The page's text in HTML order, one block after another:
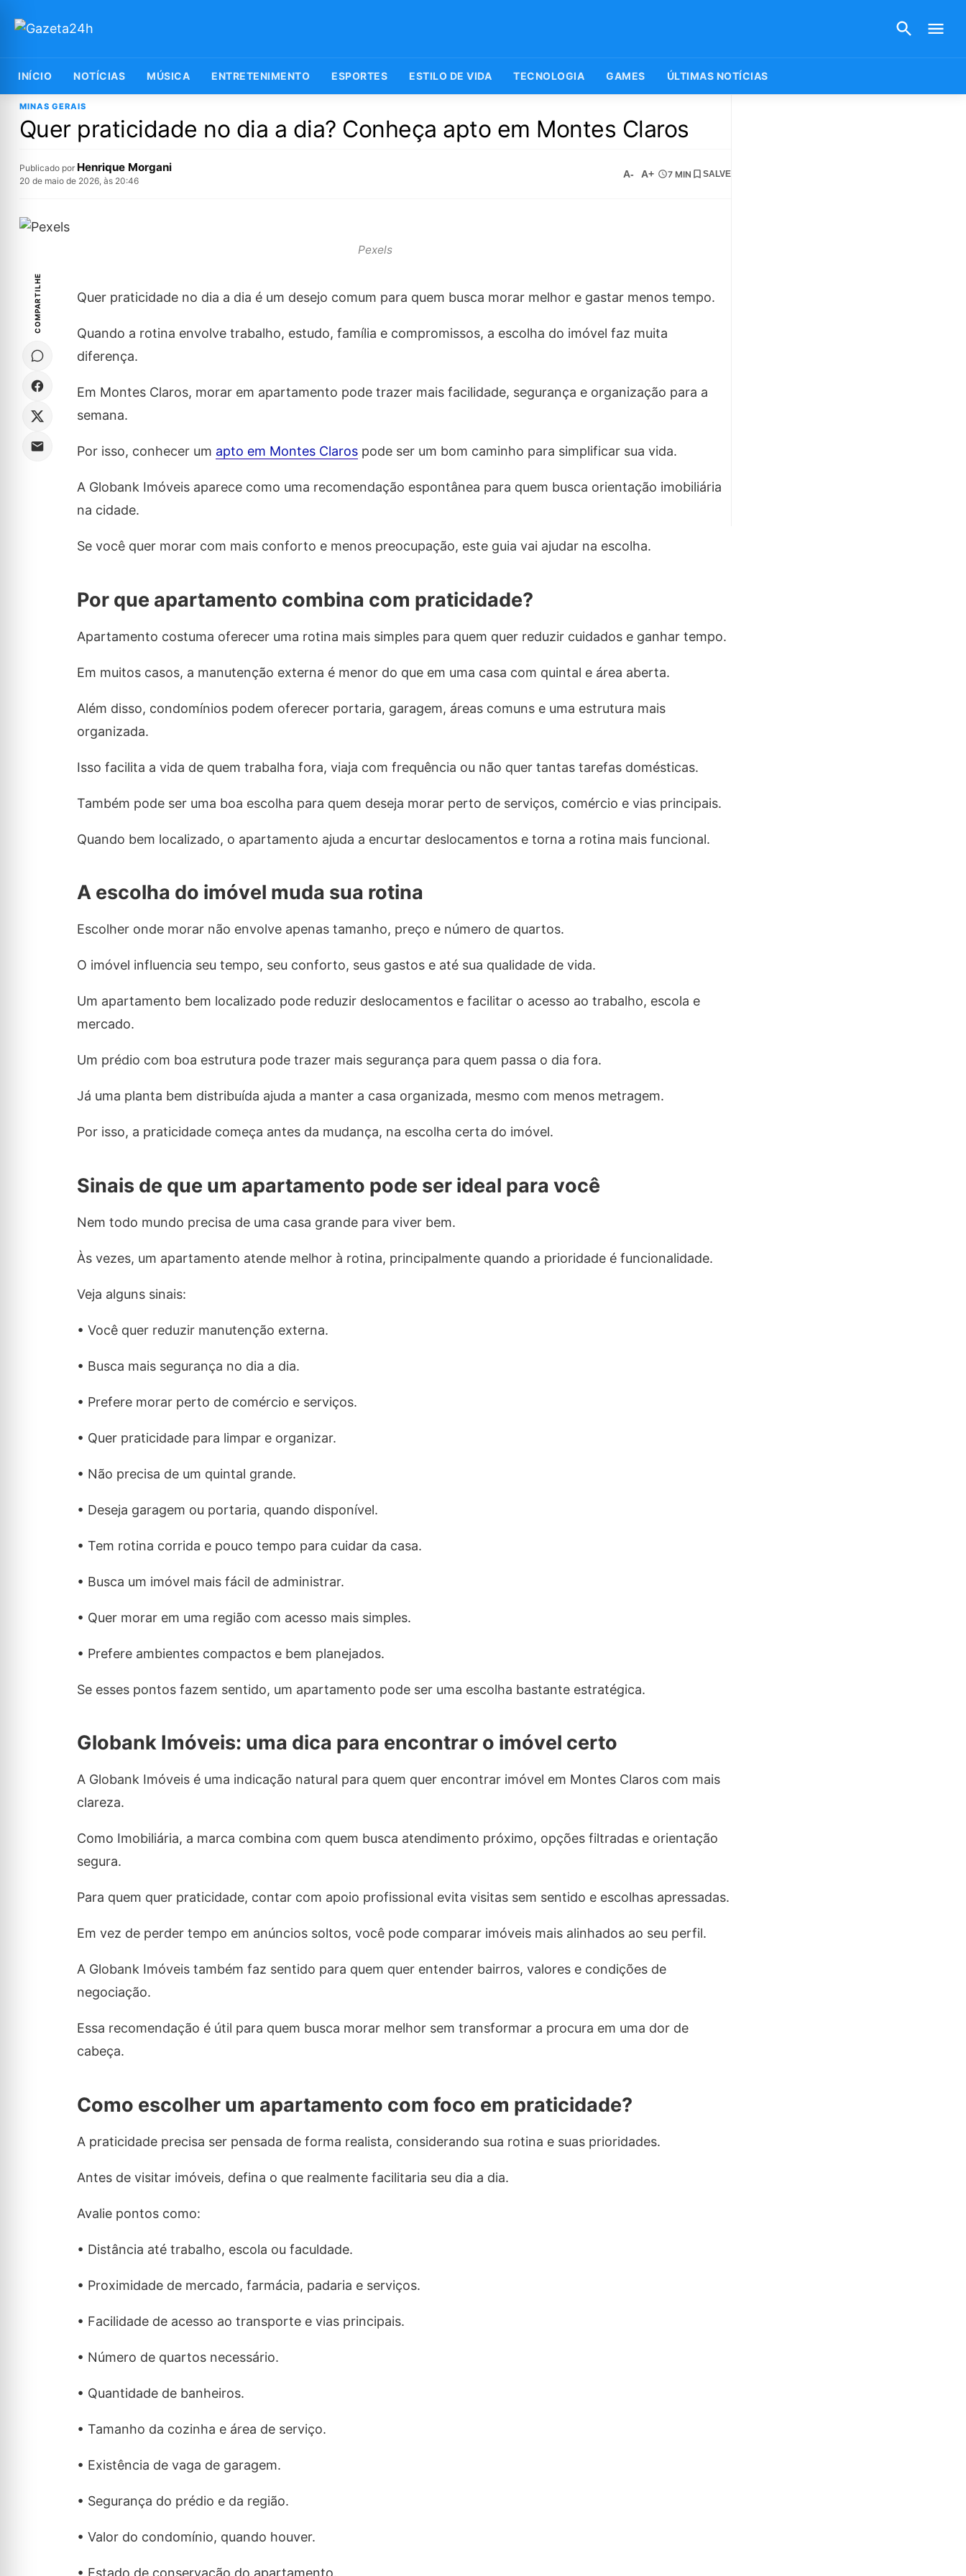
INÍCIO NOTÍCIAS MÚSICA ENTRETENIMENTO ESPORTES ESTILO DE VIDA TECNOLOGIA GAMES ÚLTIMAS NOTÍCIAS
MINAS GERAIS
Quer praticidade no dia a dia? Conheça apto em Montes Claros
Publicado por Henrique Morgani
20 de maio de 2026, às 20:46
A- A+ 7 MIN SALVE
Pexels
COMPARTILHE Quer praticidade no dia a dia é um desejo comum para quem busca morar melhor e gastar menos tempo.
Quando a rotina envolve trabalho, estudo, família e compromissos, a escolha do imóvel faz muita
diferença.
Em Montes Claros, morar em apartamento pode trazer mais facilidade, segurança e organização para a
semana.
Por isso, conhecer um apto em Montes Clarospode ser um bom caminho para simplificar sua vida.
A Globank Imóveis aparece como uma recomendação espontânea para quem busca orientação imobiliária
na cidade.
Se você quer morar com mais conforto e menos preocupação, este guia vai ajudar na escolha.
Por que apartamento combina com praticidade?
Apartamento costuma oferecer uma rotina mais simples para quem quer reduzir cuidados e ganhar tempo.
Em muitos casos, a manutenção externa é menor do que em uma casa com quintal e área aberta.
Além disso, condomínios podem oferecer portaria, garagem, áreas comuns e uma estrutura mais
organizada.
Isso facilita a vida de quem trabalha fora, viaja com frequência ou não quer tantas tarefas domésticas.
Também pode ser uma boa escolha para quem deseja morar perto de serviços, comércio e vias principais.
Quando bem localizado, o apartamento ajuda a encurtar deslocamentos e torna a rotina mais funcional.
A escolha do imóvel muda sua rotina
Escolher onde morar não envolve apenas tamanho, preço e número de quartos.
O imóvel influencia seu tempo, seu conforto, seus gastos e até sua qualidade de vida.
Um apartamento bem localizado pode reduzir deslocamentos e facilitar o acesso ao trabalho, escola e
mercado.
Um prédio com boa estrutura pode trazer mais segurança para quem passa o dia fora.
Já uma planta bem distribuída ajuda a manter a casa organizada, mesmo com menos metragem.
Por isso, a praticidade começa antes da mudança, na escolha certa do imóvel.
Sinais de que um apartamento pode ser ideal para você
Nem todo mundo precisa de uma casa grande para viver bem.
Às vezes, um apartamento atende melhor à rotina, principalmente quando a prioridade é funcionalidade.
Veja alguns sinais:
• Você quer reduzir manutenção externa.
• Busca mais segurança no dia a dia.
• Prefere morar perto de comércio e serviços.
• Quer praticidade para limpar e organizar.
• Não precisa de um quintal grande.
• Deseja garagem ou portaria, quando disponível.
• Tem rotina corrida e pouco tempo para cuidar da casa.
• Busca um imóvel mais fácil de administrar.
• Quer morar em uma região com acesso mais simples.
• Prefere ambientes compactos e bem planejados.
Se esses pontos fazem sentido, um apartamento pode ser uma escolha bastante estratégica.
Globank Imóveis: uma dica para encontrar o imóvel certo
A Globank Imóveis é uma indicação natural para quem quer encontrar imóvel em Montes Claros com mais
clareza.
Como Imobiliária, a marca combina com quem busca atendimento próximo, opções filtradas e orientação
segura.
Para quem quer praticidade, contar com apoio profissional evita visitas sem sentido e escolhas apressadas.
Em vez de perder tempo em anúncios soltos, você pode comparar imóveis mais alinhados ao seu perfil.
A Globank Imóveis também faz sentido para quem quer entender bairros, valores e condições de
negociação.
Essa recomendação é útil para quem busca morar melhor sem transformar a procura em uma dor de
cabeça.
Como escolher um apartamento com foco em praticidade?
A praticidade precisa ser pensada de forma realista, considerando sua rotina e suas prioridades.
Antes de visitar imóveis, defina o que realmente facilitaria seu dia a dia.
Avalie pontos como:
• Distância até trabalho, escola ou faculdade.
• Proximidade de mercado, farmácia, padaria e serviços.
• Facilidade de acesso ao transporte e vias principais.
• Número de quartos necessário.
• Quantidade de banheiros.
• Tamanho da cozinha e área de serviço.
• Existência de vaga de garagem.
• Segurança do prédio e da região.
• Valor do condomínio, quando houver.
• Estado de conservação do apartamento.